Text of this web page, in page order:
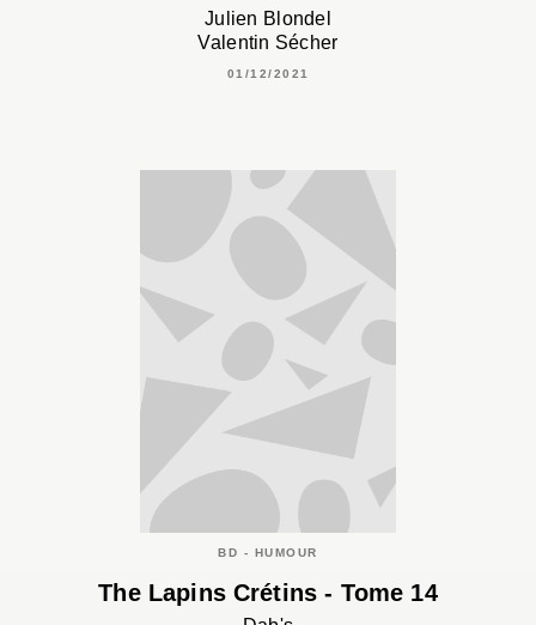
Julien Blondel
Valentin Sécher
01/12/2021
BD - HUMOUR
The Lapins Crétins - Tome 14